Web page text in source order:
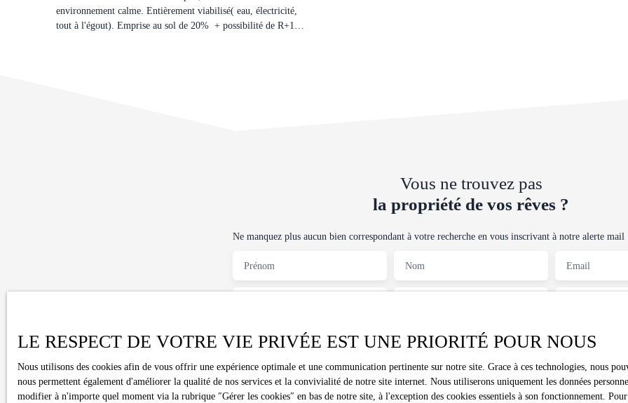
environnement calme. Entièrement viabilisé( eau, électricité,
tout à l'égout). Emprise au sol de 20% + possibilité de R+1.
Vous ne trouvez pas
la propriété de vos rêves ?
Ne manquez plus aucun bien correspondant à votre recherche en vous inscrivant à notre alerte mail
Prénom Nom Email
Budget max (€) Surface min (m²)
J'accepte le traitement de mes données personnelles conformément au RGPD. Si vous ne
l'objet de prospection commerciale par voie téléphonique, vous pouvez vous inscrire
LE RESPECT DE VOTRE VIE PRIVÉE EST UNE PRIORITÉ POUR NOUS
Nous utilisons des cookies afin de vous offrir une expérience optimale et une communication pertinente sur notre site. Grace à ces technologies, nous
nous permettent également d'améliorer la qualité de nos services et la convivialité de notre site internet. Nous utiliserons uniquement les données
modifier à n'importe quel moment via la rubrique ″Gérer les cookies″ en bas de notre site, à l'exception des cookies essentiels à son fonctionnement.